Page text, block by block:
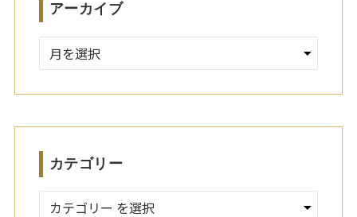
アーカイブ
ー
カテゴリー